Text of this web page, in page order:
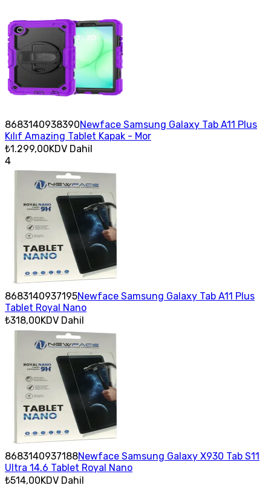
8683140938390Newface Samsung Galaxy Tab A11 Plus
Kılıf Amazing Tablet Kapak - Mor
₺1.299,00KDV Dahil
4
8683140937195Newface Samsung Galaxy Tab A11 Plus
Tablet Royal Nano
₺318,00KDV Dahil
8683140937188Newface Samsung Galaxy X930 Tab S11
Ultra 14.6 Tablet Royal Nano
₺514,00KDV Dahil